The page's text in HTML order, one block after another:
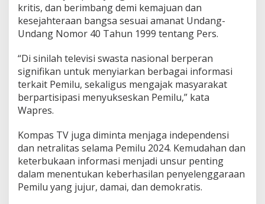
kritis, dan berimbang demi kemajuan dan
kesejahteraan bangsa sesuai amanat Undang-
Undang Nomor 40 Tahun 1999 tentang Pers.
“Di sinilah televisi swasta nasional berperan
signifikan untuk menyiarkan berbagai informasi
terkait Pemilu, sekaligus mengajak masyarakat
berpartisipasi menyukseskan Pemilu,” kata
Wapres.
Kompas TV juga diminta menjaga independensi
dan netralitas selama Pemilu 2024. Kemudahan dan
keterbukaan informasi menjadi unsur penting
dalam menentukan keberhasilan penyelenggaraan
Pemilu yang jujur, damai, dan demokratis.